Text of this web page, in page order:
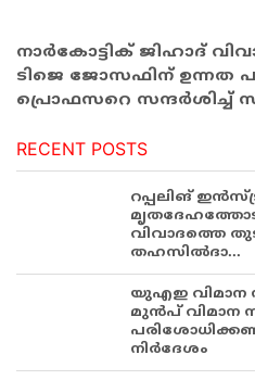
നാര്‍കോട്ടിക് ജിഹാദ്
ടിജെ ജോസഫിന് ഉന്നത
പ്രൊഫസറെ
RECENT POSTS
റപ്പലിങ്
മൃതദേഹത്തോട്
വിവാദത്തെ
തഹസിൽദാ...
യുഎഇ വിമാന
മുൻപ് വിമാന
നിർദേശം